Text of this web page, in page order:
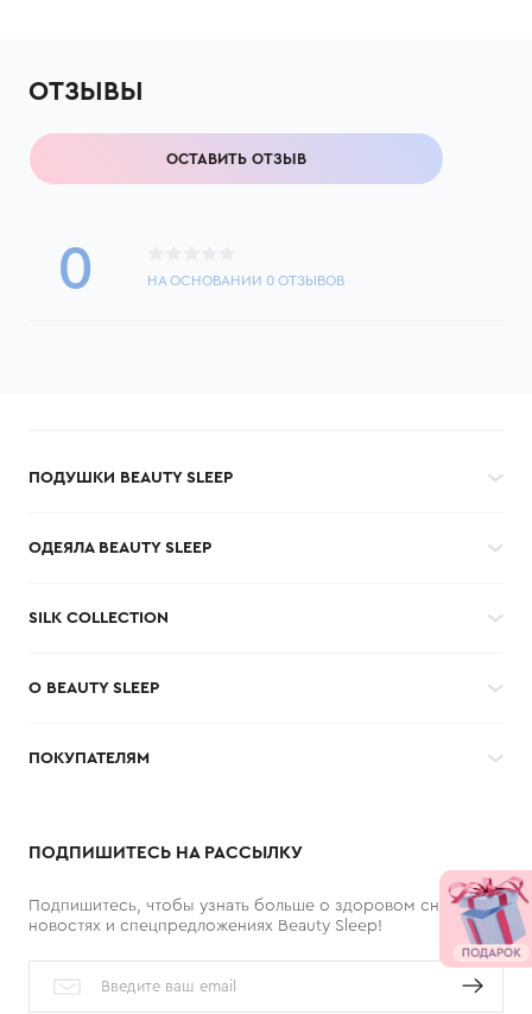
ОТЗЫВЫ
ОСТАВИТЬ ОТЗЫВ
0 НА ОСНОВАНИИ 0ОТЗЫВОВ
ПОДУШКИ BEAUTY SLEEP
ОДЕЯЛА BEAUTY SLEEP
SILK COLLECTION
О BEAUTY SLEEP
ПОКУПАТЕЛЯМ
ПОДПИШИТЕСЬ НА РАССЫЛКУ
Подпишитесь, чтобы узнать больше о здоровом сне,
новостях и спецпредложениях Beauty Sleep!